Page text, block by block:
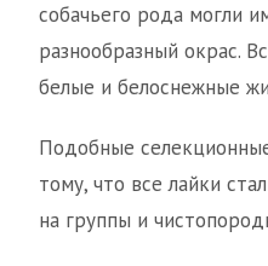
собачьего рода могли
разнообразный окрас.
белые и белоснежные
Подобные
тому, что все лайки
на группы и